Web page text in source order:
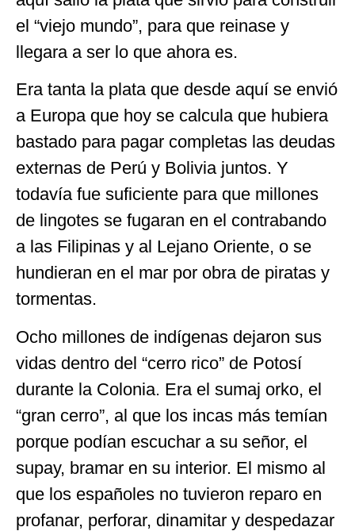
el “viejo mundo”, para que reinase y
llegara a ser lo que ahora es.
Era tanta la plata que desde aquí se envió
a Europa que hoy se calcula que hubiera
bastado para pagar completas las deudas
externas de Perú y Bolivia juntos. Y
todavía fue suficiente para que millones
de lingotes se fugaran en el contrabando
a las Filipinas y al Lejano Oriente, o se
hundieran en el mar por obra de piratas y
tormentas.
Ocho millones de indígenas dejaron sus
vidas dentro del “cerro rico” de Potosí
durante la Colonia. Era el sumaj orko, el
“gran cerro”, al que los incas más temían
porque podían escuchar a su señor, el
supay, bramar en su interior. El mismo al
que los españoles no tuvieron reparo en
profanar, perforar, dinamitar y despedazar